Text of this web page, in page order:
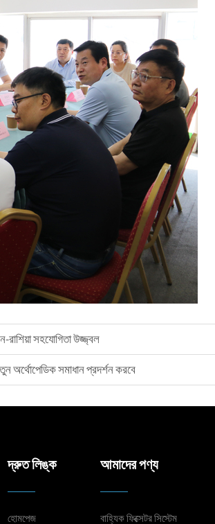
রাশিয়া সহযোগিতা উজ্জ্বল
অর্থোপেডিক সমাধান প্রদর্শন করবে
দ্রুত লিঙ্ক
হোমপেজ
আমাদের পণ্য
বাহ্যিক ফিক্সেটর সিস্টেম